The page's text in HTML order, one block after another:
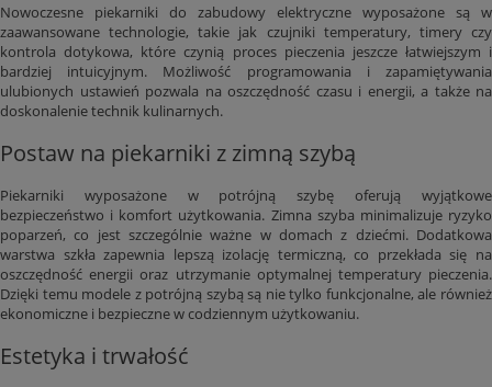
Nowoczesne piekarniki do zabudowy elektryczne wyposażone są w
zaawansowane technologie, takie jak czujniki temperatury, timery czy
kontrola dotykowa, które czynią proces pieczenia jeszcze łatwiejszym i
bardziej intuicyjnym. Możliwość programowania i zapamiętywania
ulubionych ustawień pozwala na oszczędność czasu i energii, a także na
doskonalenie technik kulinarnych.
Postaw na piekarniki z zimną szybą
Piekarniki wyposażone w potrójną szybę oferują wyjątkowe
bezpieczeństwo i komfort użytkowania. Zimna szyba minimalizuje ryzyko
poparzeń, co jest szczególnie ważne w domach z dziećmi. Dodatkowa
warstwa szkła zapewnia lepszą izolację termiczną, co przekłada się na
oszczędność energii oraz utrzymanie optymalnej temperatury pieczenia.
Dzięki temu modele z potrójną szybą są nie tylko funkcjonalne, ale również
ekonomiczne i bezpieczne w codziennym użytkowaniu.
Estetyka i trwałość